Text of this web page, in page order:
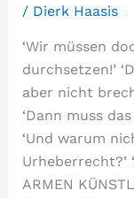
/ Dierk Haasis
‘Wir müssen
durchsetzen!’
aber nicht
‘Dann muss
‘Und warum
Urheberrecht?’
ARMEN